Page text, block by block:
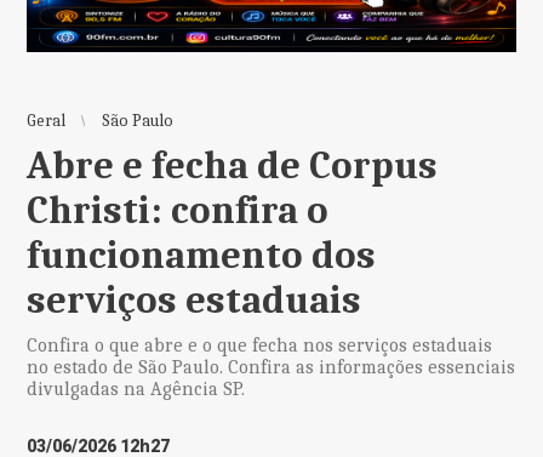
Geral São Paulo
Abre e fecha de Corpus
Christi: confira o
funcionamento dos
serviços estaduais
Confira o que abre e o que fecha nos serviços estaduais
no estado de São Paulo. Confira as informações essenciais
divulgadas na Agência SP.
03/06/2026 12h27